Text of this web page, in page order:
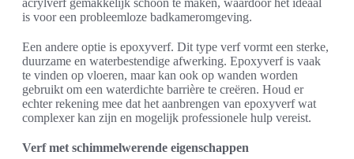
is voor een probleemloze badkameromgeving.
Een andere optie is epoxyverf. Dit type verf vormt een sterke,
duurzame en waterbestendige afwerking. Epoxyverf is vaak
te vinden op vloeren, maar kan ook op wanden worden
gebruikt om een waterdichte barrière te creëren. Houd er
echter rekening mee dat het aanbrengen van epoxyverf wat
complexer kan zijn en mogelijk professionele hulp vereist.
Verf met schimmelwerende eigenschappen